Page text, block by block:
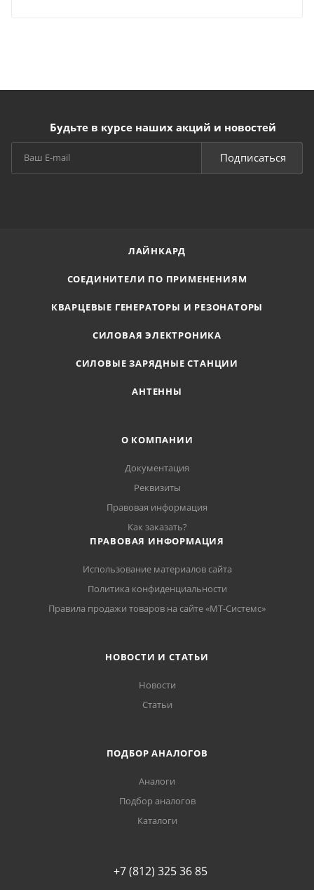
Будьте в курсе наших акций и новостей
Подписаться
ЛАЙНКАРД
СОЕДИНИТЕЛИ ПО ПРИМЕНЕНИЯМ
КВАРЦЕВЫЕ ГЕНЕРАТОРЫ И РЕЗОНАТОРЫ
СИЛОВАЯ ЭЛЕКТРОНИКА
СИЛОВЫЕ ЗАРЯДНЫЕ СТАНЦИИ
АНТЕННЫ
О КОМПАНИИ
Документация
Реквизиты
Правовая информация
Как заказать?
ПРАВОВАЯ ИНФОРМАЦИЯ
Использование материалов сайта
Политика конфиденциальности
Правила продажи товаров на сайте «МТ-Системс»
НОВОСТИ И СТАТЬИ
Новости
Статьи
ПОДБОР АНАЛОГОВ
Аналоги
Подбор аналогов
Каталоги
+7 (812) 325 36 85